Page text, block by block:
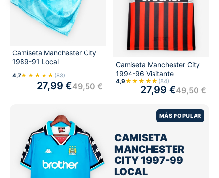
Camiseta Manchester City
1989-91 Local
4,7★★★★★ (83)
49,50€
27,99 €
Camiseta Manchester City
1994-96 Visitante
4,9★★★★★ (84)
49,50€
27,99 €
MÁS POPULAR
CAMISETA
MANCHESTER
CITY 1997-99
LOCAL